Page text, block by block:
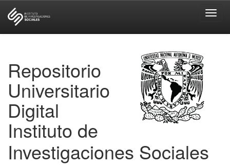
Repositorio
Universitario
Digital
Instituto de
Investigaciones Sociales